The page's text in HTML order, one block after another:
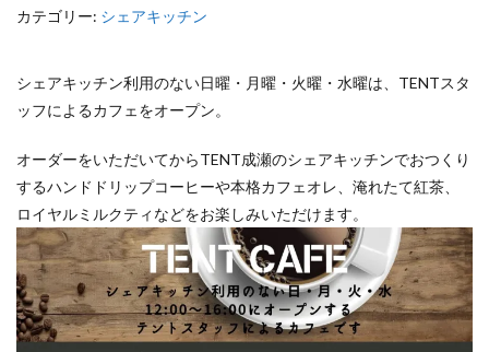
カテゴリー: シェアキッチン
シェアキッチン利用のない日曜・月曜・火曜・水曜は、TENTスタ
ッフによるカフェをオープン。
オーダーをいただいてからTENT成瀬のシェアキッチンでおつくり
するハンドドリップコーヒーや本格カフェオレ、淹れたて紅茶、
ロイヤルミルクティなどをお楽しみいただけます。